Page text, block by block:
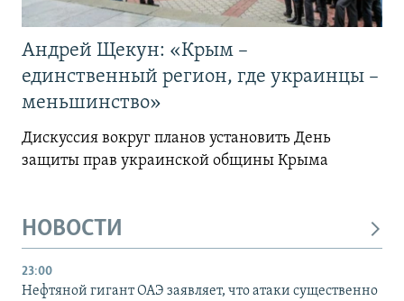
Андрей Щекун: «Крым –
единственный регион, где украинцы –
меньшинство»
Дискуссия вокруг планов установить День
защиты прав украинской общины Крыма
НОВОСТИ
23:00
Нефтяной гигант ОАЭ заявляет, что атаки существенно